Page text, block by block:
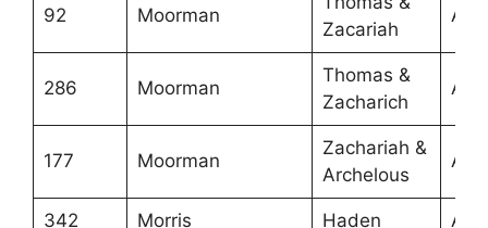
92 Moorman
Zacariah
286 Moorman
Thomas &
Zacharich
177 Moorman
Zachariah &
Archelous
342 Morris Haden